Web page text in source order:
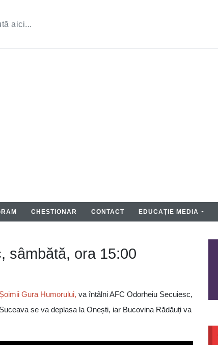
CHESTIONAR CONTACT EDUCAȚIE MEDIA
sâmbătă, ora 15:00
Șoimii Gura Humorului, va întâlni AFC Odorheiu Secuiesc,
se va deplasa la Onești, iar Bucovina Rădăuți va